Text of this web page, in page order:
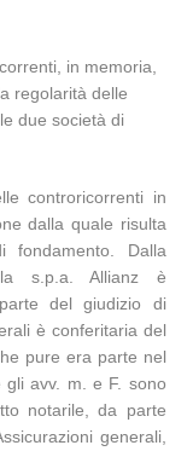
in memoria,
regolarità delle
due società di
controricorrenti in
dalla quale risulta
Dalla
la s.p.a. Allianz è
del giudizio di
è conferitaria del
pure era parte nel
avv. m. e F. sono
notarile, da parte
generali,